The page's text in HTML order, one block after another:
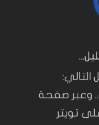
التالي:
almasalahsources@gmail.com.. وعبر صفحة
تويتر